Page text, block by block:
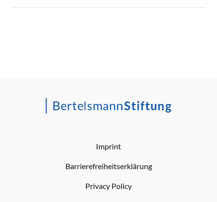
Imprint
Barrierefreiheitserklärung
Privacy Policy